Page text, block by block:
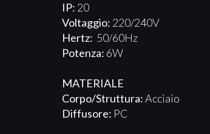
IP: 20
Voltaggio: 220/240V
Hertz: 50/60Hz
Potenza: 6W
MATERIALE
Corpo/Struttura:Acciaio
Diffusore: PC